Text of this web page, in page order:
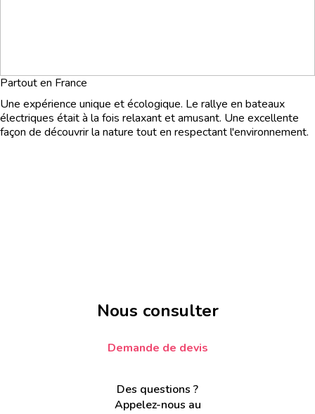
Partout en France
Une expérience unique et écologique. Le rallye en bateaux
électriques était à la fois relaxant et amusant. Une excellente
façon de découvrir la nature tout en respectant l'environnement.
Nous consulter
Demande de devis
Des questions ?
Appelez-nous au